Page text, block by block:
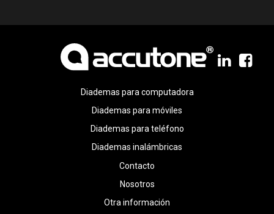
Diademas para computadora
Diademas para móviles
Diademas para teléfono
Diademas inalámbricas
Contacto
Nosotros
Otra información